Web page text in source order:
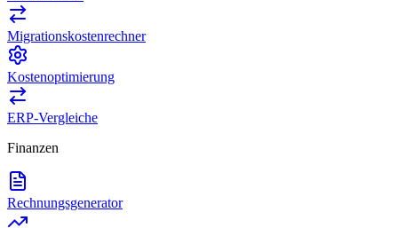
Migrationskostenrechner
Kostenoptimierung
ERP-Vergleiche
Finanzen
Rechnungsgenerator